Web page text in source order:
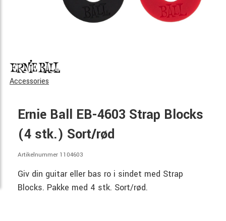
Accessories
Ernie Ball EB-4603 Strap Blocks
(4 stk.) Sort/rød
Artikelnummer 1104603
Giv din guitar eller bas ro i sindet med Strap
Blocks. Pakke med 4 stk. Sort/rød.